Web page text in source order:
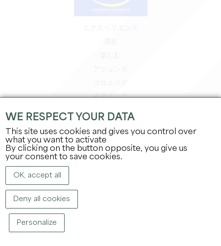
会員エリア
プレスエリア
法的情報
プライバシーポリシー
WE RESPECT YOUR DATA
This site uses cookies and gives you control over
what you want to activate
By clicking on the button opposite, you give us
your consent to save cookies.
OK, accept all
Deny all cookies
Personalize